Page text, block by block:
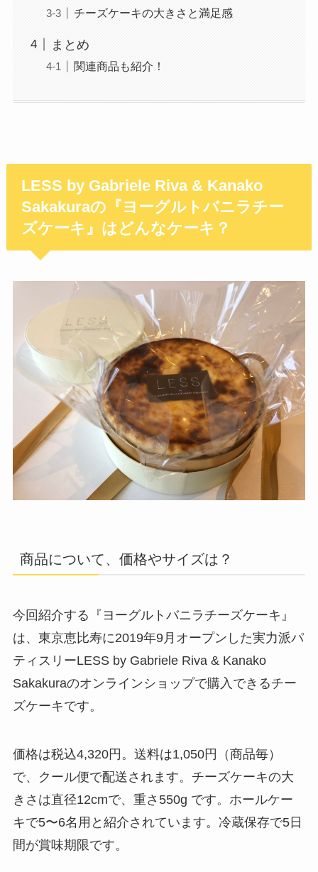
チーズケーキの大きさと満足感
まとめ
関連商品も紹介！
LESS by Gabriele Riva & Kanako
Sakakuraの『ヨーグルトバニラチー
ズケーキ』はどんなケーキ？
商品について、価格やサイズは？
今回紹介する『ヨーグルトバニラチーズケーキ』
は、東京恵比寿に2019年9月オープンした実力派パ
ティスリーLESS by Gabriele Riva & Kanako
Sakakuraのオンラインショップで購入できるチー
ズケーキです。
価格は税込4,320円。送料は1,050円（商品毎）
で、クール便で配送されます。チーズケーキの大
きさは直径12cmで、重さ550g です。ホールケー
キで5〜6名用と紹介されています。冷蔵保存で5日
間が賞味期限です。